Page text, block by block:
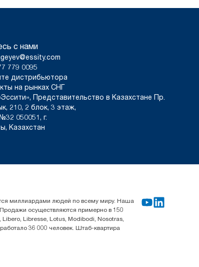
с нами
779 0095
дистрибьютора
на рынках СНГ
Представительство в Казахстане Пр.
210, 2 блок, 3 этаж,
050051, г.
Казахстан
миллиардами людей по всему миру. Наша
осуществляются примерно в 150
Libresse, Lotus, Modibodi, Nosotras,
36 000 человек. Штаб-квартира